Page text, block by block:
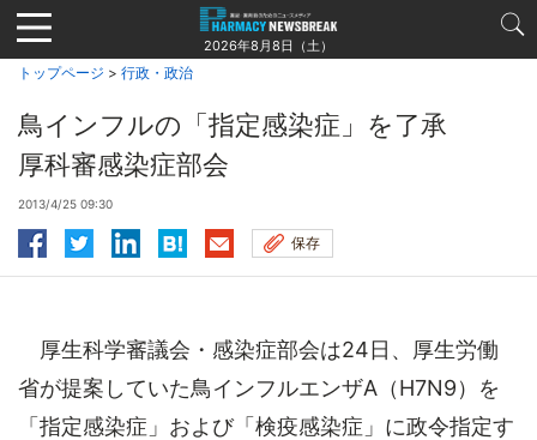
Jump
to
navigation
2026年8月8日（土）
トップページ > 行政・政治
鳥インフルの「指定感染症」を了承
厚科審感染症部会
2013/4/25 09:30
保存
厚生科学審議会・感染症部会は24日、厚生労働
省が提案していた鳥インフルエンザA（H7N9）を
「指定感染症」および「検疫感染症」に政令指定す